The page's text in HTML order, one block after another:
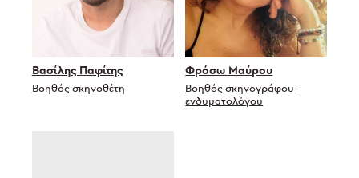
Βασίλης Παφίτης
Βοηθός σκηνοθέτη
Φρόσω Μαύρου
Βοηθός σκηνογράφου-
ενδυματολόγου